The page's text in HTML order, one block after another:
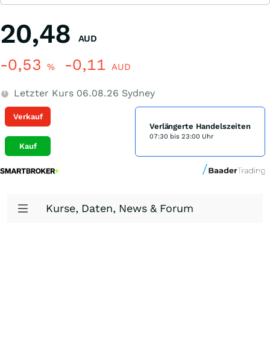
20,48 AUD
-0,53 % -0,11 AUD
Letzter Kurs 06.08.26 Sydney
Verkauf
Kauf
Verlängerte Handelszeiten
07:30 bis 23:00 Uhr
Kurse, Daten, News & Forum